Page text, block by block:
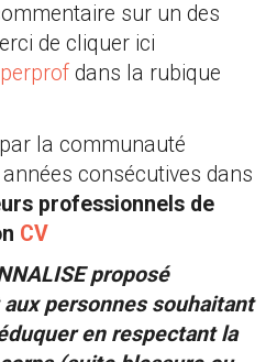
sur un des
de cliquer ici
dans la rubique
la communauté
consécutives dans
professionnels de
CV
proposé
personnes souhaitant
en respectant la